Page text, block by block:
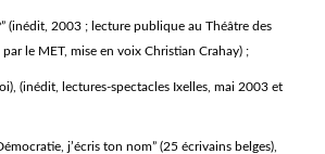
(inédit, 2003 ; lecture publique au Théâtre des
le MET, mise en voix Christian Crahay) ;
(inédit, lectures-spectacles Ixelles, mai 2003 et
j’écris ton nom” (25 écrivains belges),